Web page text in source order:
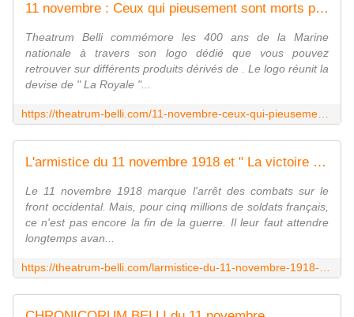
11 novembre : Ceux qui pieusement sont morts pour la patrie...
Theatrum Belli commémore les 400 ans de la Marine
nationale à travers son logo dédié que vous pouvez
retrouver sur différents produits dérivés de . Le logo réunit la
devise de " La Royale "...
L'armistice du 11 novembre 1918 et " La victoire endeuillée " (1918-1920)
Le 11 novembre 1918 marque l'arrêt des combats sur le
front occidental. Mais, pour cinq millions de soldats français,
ce n'est pas encore la fin de la guerre. Il leur faut attendre
longtemps avan...